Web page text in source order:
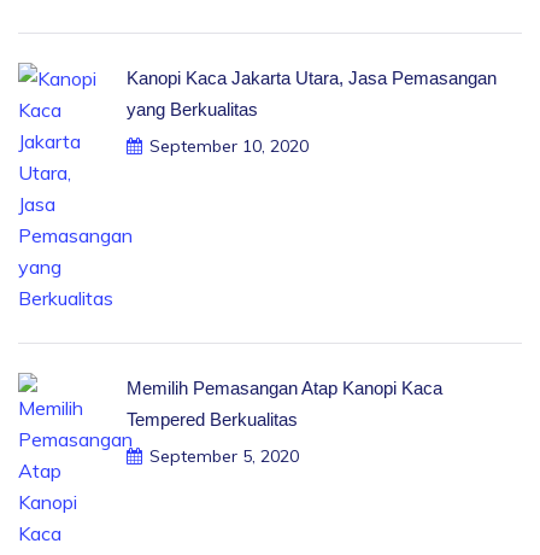
Kanopi Kaca Jakarta Utara, Jasa Pemasangan
yang Berkualitas
September 10, 2020
Memilih Pemasangan Atap Kanopi Kaca
Tempered Berkualitas
September 5, 2020